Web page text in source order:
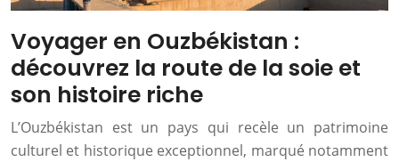
Voyager en Ouzbékistan :
découvrez la route de la soie et
son histoire riche
L’Ouzbékistan est un pays qui recèle un patrimoine
culturel et historique exceptionnel, marqué notamment